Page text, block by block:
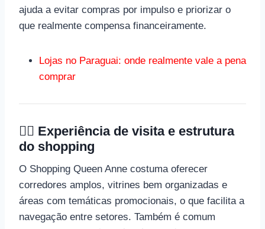
ajuda a evitar compras por impulso e priorizar o
que realmente compensa financeiramente.
Lojas no Paraguai: onde realmente vale a pena
comprar
🚶‍♂️ Experiência de visita e estrutura
do shopping
O Shopping Queen Anne costuma oferecer
corredores amplos, vitrines bem organizadas e
áreas com temáticas promocionais, o que facilita a
navegação entre setores. Também é comum